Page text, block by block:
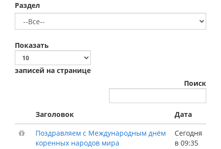
Раздел
Показать
записей на странице
Поиск
Заголовок
Дата
Поздравляем с Международным днём
коренных народов мира
Сегодня
в 09:35